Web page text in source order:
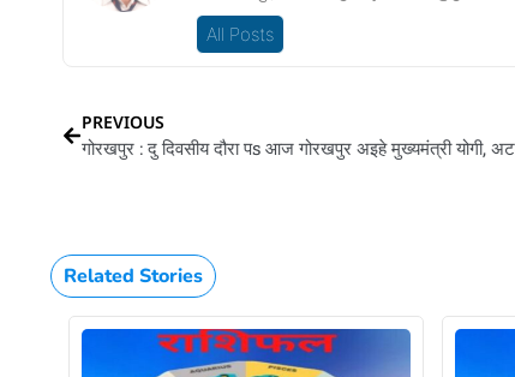
All Posts
PREVIOUS
Related Stories